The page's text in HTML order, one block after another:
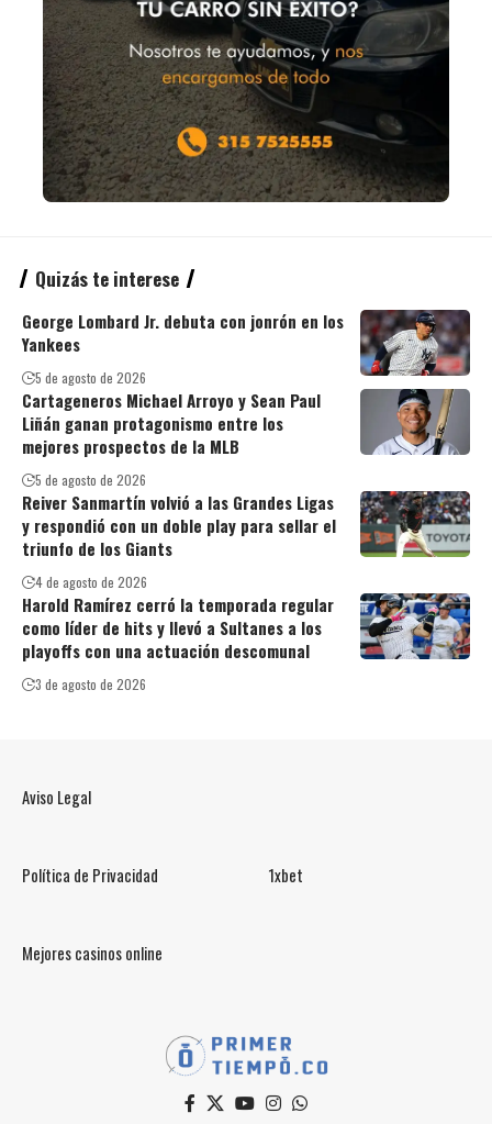
Quizás te interese
George Lombard Jr. debuta con jonrón en los
Yankees
5 de agosto de 2026
Cartageneros Michael Arroyo y Sean Paul
Liñán ganan protagonismo entre los
mejores prospectos de la MLB
5 de agosto de 2026
Reiver Sanmartín volvió a las Grandes Ligas
y respondió con un doble play para sellar el
triunfo de los Giants
4 de agosto de 2026
Harold Ramírez cerró la temporada regular
como líder de hits y llevó a Sultanes a los
playoffs con una actuación descomunal
3 de agosto de 2026
Aviso Legal
Política de Privacidad 1xbet
Mejores casinos online